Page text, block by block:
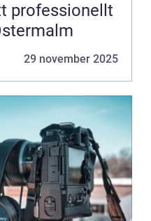
professionellt
29 november 2025